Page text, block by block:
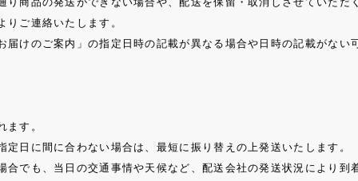
りご連絡いたします。
届けのご案内」の指定日時の記載が異なる場合や日時の記載がない
ます。
日に間に合わない場合は、最短に振り替えの上発送いたします。
でも、当日の交通事情や天候など、配送会社の発送状況により到